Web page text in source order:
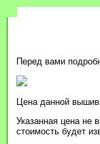
Перед вами
Цена данной
Указанная цена не
стоимость будет